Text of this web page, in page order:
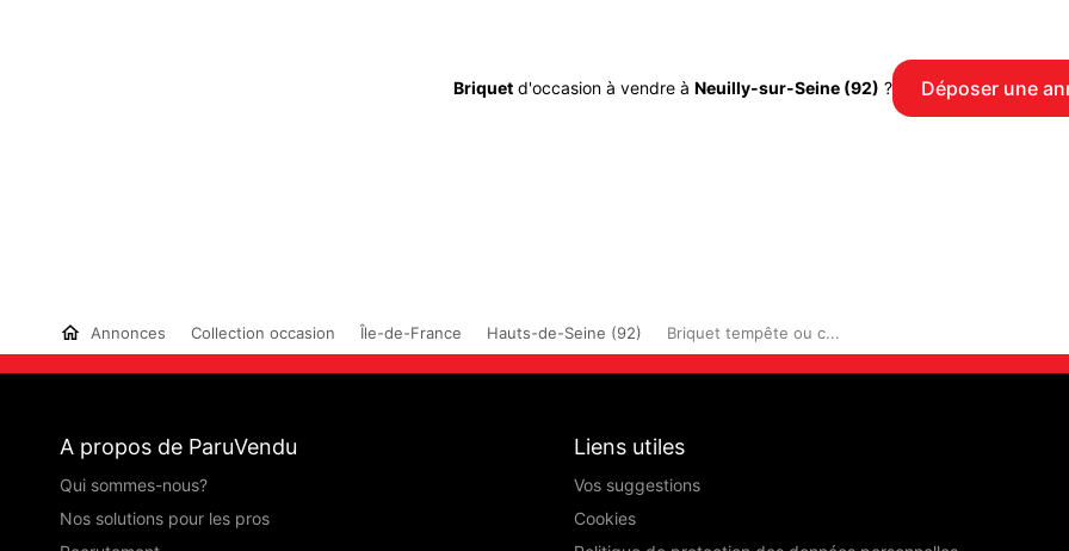
Briquetd'occasion à vendre à Neuilly-sur-Seine (92) ? Déposer une
Annonces Collection occasion Île-de-France Hauts-de-Seine (92) Briquet tempête ou c...
A propos de ParuVendu
Qui sommes-nous?
Nos solutions pour les pros
Liens utiles
Vos suggestions
Cookies